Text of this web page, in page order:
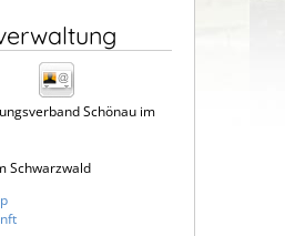
Schönau im
Schwarzwald